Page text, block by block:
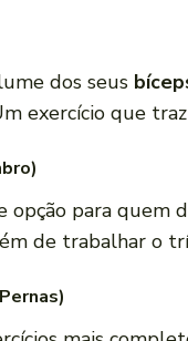
dos seus
exercício que
opção para quem
de trabalhar o